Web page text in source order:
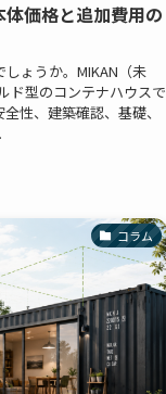
価格と追加費用の
ょうか。MIKAN（未
ド型のコンテナハウスで
性、建築確認、基礎、
コラム